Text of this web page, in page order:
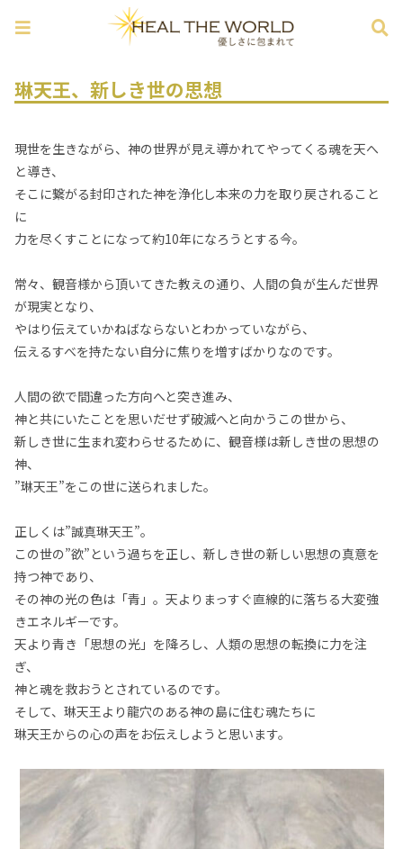
琳天王、新しき世の思想
現世を生きながら、神の世界が見え導かれてやってくる魂を天へ
と導き、
そこに繋がる封印された神を浄化し本来の力を取り戻されること
に
力を尽くすことになって約10年になろうとする今。
常々、観音様から頂いてきた教えの通り、人間の負が生んだ世界
が現実となり、
やはり伝えていかねばならないとわかっていながら、
伝えるすべを持たない自分に焦りを増すばかりなのです。
人間の欲で間違った方向へと突き進み、
神と共にいたことを思いだせず破滅へと向かうこの世から、
新しき世に生まれ変わらせるために、観音様は新しき世の思想の
神、
”琳天王”をこの世に送られました。
正しくは”誠真琳天王”。
この世の”欲”という過ちを正し、新しき世の新しい思想の真意を
持つ神であり、
その神の光の色は「青」。天よりまっすぐ直線的に落ちる大変強
きエネルギーです。
天より青き「思想の光」を降ろし、人類の思想の転換に力を注
ぎ、
神と魂を救おうとされているのです。
そして、琳天王より龍穴のある神の島に住む魂たちに
琳天王からの心の声をお伝えしようと思います。